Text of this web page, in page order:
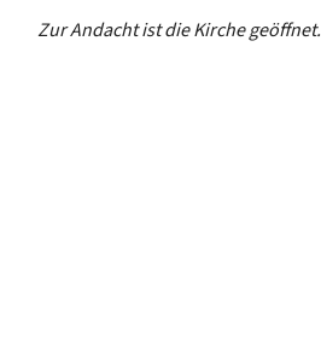
Zur Andacht ist die Kirche geöffnet.